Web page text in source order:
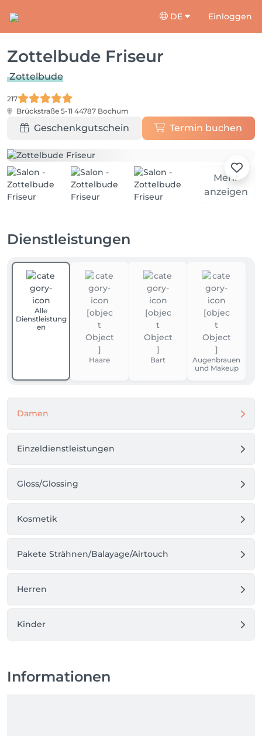
DE Einloggen
Zottelbude Friseur
Zottelbude
217
Brückstraße 5-11 44787 Bochum
Geschenkgutschein Termin buchen
Mehr
anzeigen
Dienstleistungen
Alle
Dienstleistung
en
Haare Bart
Augenbrauen
und Makeup
Damen
Einzeldienstleistungen
Gloss/Glossing
Kosmetik
Pakete Strähnen/Balayage/Airtouch
Herren
Kinder
Informationen